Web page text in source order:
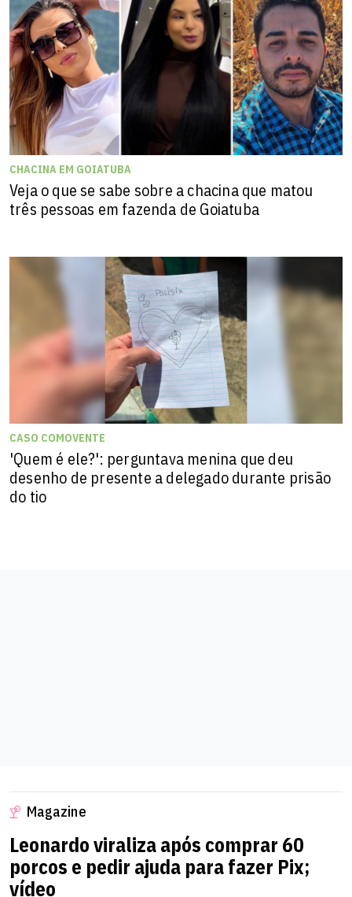
CHACINA EM GOIATUBA
Veja o que se sabe sobre a chacina que matou
três pessoas em fazenda de Goiatuba
CASO COMOVENTE
'Quem é ele?': perguntava menina que deu
desenho de presente a delegado durante prisão
do tio
Magazine
Leonardo viraliza após comprar 60
porcos e pedir ajuda para fazer Pix;
vídeo